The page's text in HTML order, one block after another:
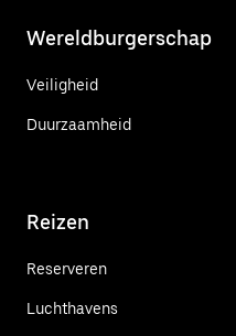
Wereldburgerschap
Veiligheid
Duurzaamheid
Reizen
Reserveren
Luchthavens